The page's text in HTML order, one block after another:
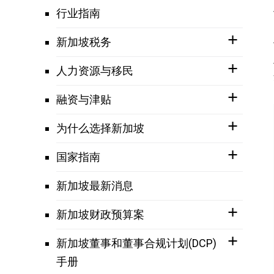
行业指南
新加坡税务
人力资源与移民
融资与津贴
为什么选择新加坡
国家指南
新加坡最新消息
新加坡财政预算案
新加坡董事和董事合规计划(DCP)
手册